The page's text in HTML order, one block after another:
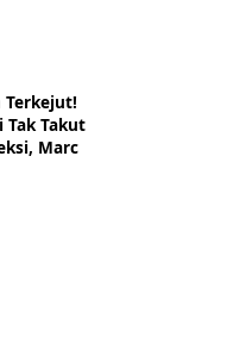
Terkejut!
Tak Takut
Marc